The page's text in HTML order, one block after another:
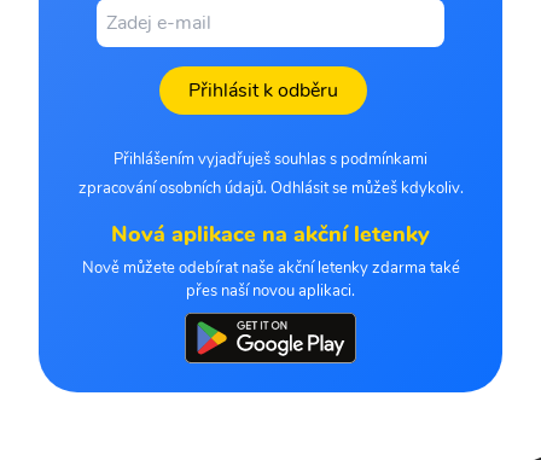
Přihlásit k odběru
Přihlášením vyjadřuješ souhlas s podmínkami
zpracování osobních údajů. Odhlásit se můžeš kdykoliv.
Nová aplikace na akční letenky
Nově můžete odebírat naše akční letenky zdarma také
přes naší novou aplikaci.